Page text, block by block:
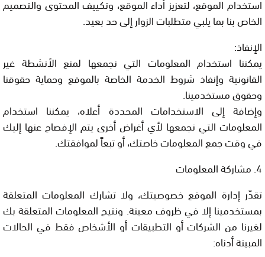
استخدام الموقع، لتعزيز أداء الموقع، وتكييف المحتوى والتصميم
الخاص بنا بما يلبي متطلبات الزوار إلى حد بعيد.
الإنفاذ:
يمكننا استخدام المعلومات التي نجمعها لمنع الأنشطة غير
القانونية وإنفاذ شروط الخدمة الخاصة بالموقع وحماية حقوقنا
وحقوق مستخدمينا.
وإضافة إلى الاستخدامات المحددة أعلاه، يمكننا استخدام
المعلومات التي نجمعها لأي أغراض أخرى يتم الإفصاح عنها إليك
في وقت جمع المعلومات خاصتك، أو تبعاً لموافقتك.
4. مشاركة المعلومات
تقدّر إدارة الموقع خصوصيتك، ولا تشارك المعلومات المتعلقة
بمستخدمينا إلا في ظروف معينة. ونتيح المعلومات المتعلقة بك
لغيرنا من الشركات أو التطبيقات أو الأشخاص فقط في الحالات
المبينة أدناه: